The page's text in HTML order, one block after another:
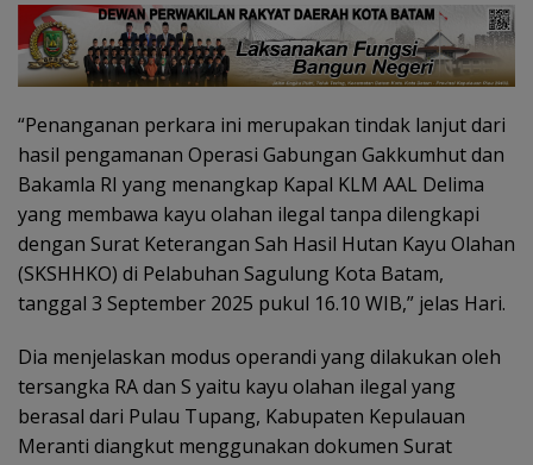
“Penanganan perkara ini merupakan tindak lanjut dari
hasil pengamanan Operasi Gabungan Gakkumhut dan
Bakamla RI yang menangkap Kapal KLM AAL Delima
yang membawa kayu olahan ilegal tanpa dilengkapi
dengan Surat Keterangan Sah Hasil Hutan Kayu Olahan
(SKSHHKO) di Pelabuhan Sagulung Kota Batam,
tanggal 3 September 2025 pukul 16.10 WIB,” jelas Hari.
Dia menjelaskan modus operandi yang dilakukan oleh
tersangka RA dan S yaitu kayu olahan ilegal yang
berasal dari Pulau Tupang, Kabupaten Kepulauan
Meranti diangkut menggunakan dokumen Surat